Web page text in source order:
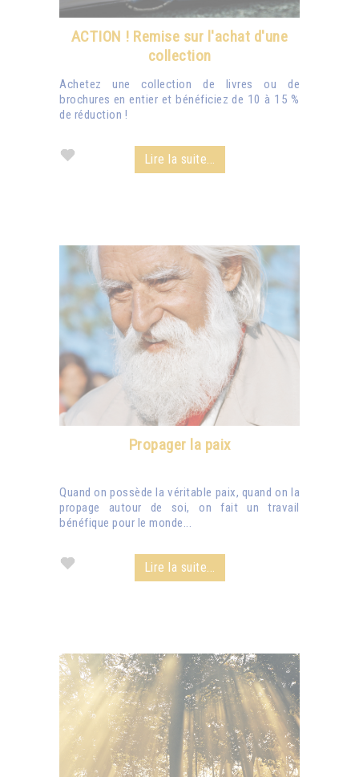
ACTION ! Remise sur l'achat d'une
collection
Achetez une collection de livres ou de
brochures en entier et bénéficiez de 10 à 15 %
de réduction !
Lire la suite...
Propager la paix
Quand on possède la véritable paix, quand on la
propage autour de soi, on fait un travail
bénéfique pour le monde...
Lire la suite...